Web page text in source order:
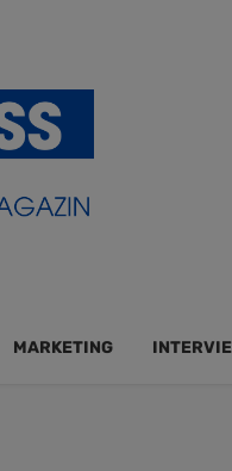
MARKETING